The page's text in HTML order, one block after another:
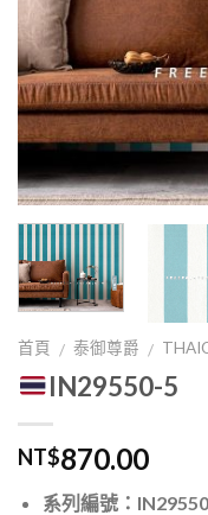
首頁 / 泰御尊爵 /
IN29550-5
NT$870.00
系列編號：